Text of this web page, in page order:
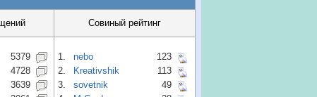
Совиный рейтинг
5379
4728
3639
1. nebo
123
2.
Kreativshik
113
3.
sovetnik
49